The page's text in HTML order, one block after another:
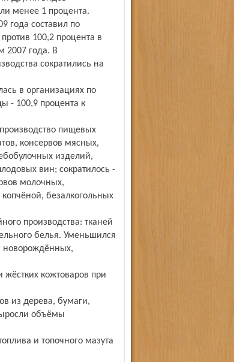
менее 1 процента.
года составил по
100,2 процента в
2007 года. В
сократились на
в организациях по
- 100,9 процента к
пищевых
консервов мясных,
изделий,
вин; сократилось -
молочных,
безалкогольных
производства: тканей
белья. Уменьшился
новорождённых,
кожтоваров при
из дерева, бумаги,
объёмы
и топочного мазута